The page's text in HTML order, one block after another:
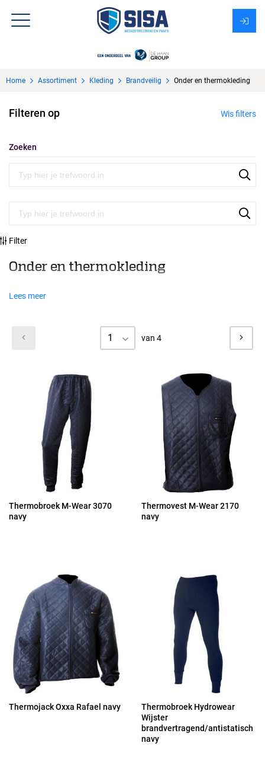
Over Sisa
KMS
Uitzendbureau?
Home Assortiment Kleding Brandveilig Onder en thermokleding
Filteren op Wis filters
Zoeken
Filter
Onder en thermokleding
Lees meer
1 van 4
Thermobroek M-Wear 3070
navy
Thermovest M-Wear 2170
navy
Thermojack Oxxa Rafael navy
Thermobroek Hydrowear
Wijster
brandvertragend/antistatisch
navy